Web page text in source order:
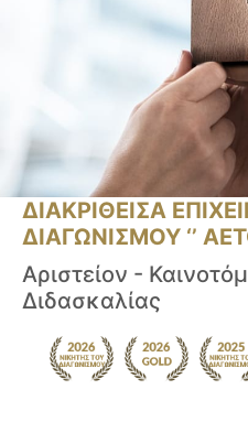
ΔΙΑΚΡΙΘΕΙΣΑ
ΔΙΑΓΩΝΙΣΜΟΥ ‘’
Αριστείον -
Διδασκαλίας